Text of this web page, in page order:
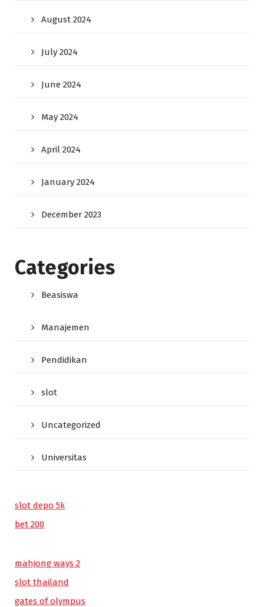
August 2024
July 2024
June 2024
May 2024
April 2024
January 2024
December 2023
Categories
Beasiswa
Manajemen
Pendidikan
slot
Uncategorized
Universitas
slot depo 5k
bet 200
mahjong ways 2
slot thailand
gates of olympus